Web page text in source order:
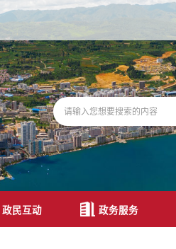
政民互动 政务服务